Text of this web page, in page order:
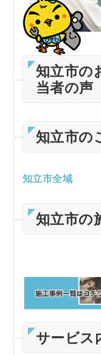
知立市の
当者の声
知立市の
知立市全域
知立市の
サービス